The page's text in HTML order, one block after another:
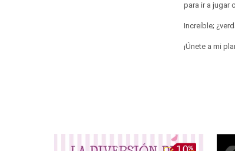
para ir a jugar
Increíble;
¡Únete a mi